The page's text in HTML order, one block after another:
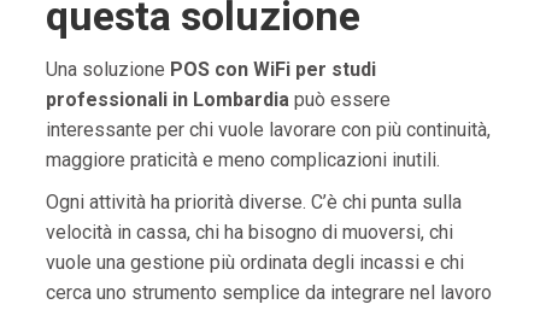
questa soluzione
Una soluzione POS con WiFi per studi
professionali in Lombardiapuò essere
interessante per chi vuole lavorare con più continuità,
maggiore praticità e meno complicazioni inutili.
Ogni attività ha priorità diverse. C’è chi punta sulla
velocità in cassa, chi ha bisogno di muoversi, chi
vuole una gestione più ordinata degli incassi e chi
cerca uno strumento semplice da integrare nel lavoro